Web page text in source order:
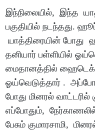
இந்நிலையில், இந்த
பகுதியில் நடந்தது.
யாத்திரையின் போது
தனியார் பள்ளியில்
மைதானத்தில் ஹைடெக்
ஓய்வெடுத்தார் .
போது மினரல் வாட்டரில்
எப்போதும்,
பேசும் குமாரசாமி,